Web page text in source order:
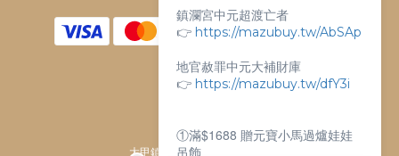
大甲鎮瀾宮唯一指定 官方商城
鎮瀾宮中元超渡亡者
👉 https://mazubuy.tw/AbSAp
地官赦罪中元大補財庫
👉 https://mazubuy.tw/dfY3i
①滿$1688 贈元寶小馬過爐娃娃
吊飾